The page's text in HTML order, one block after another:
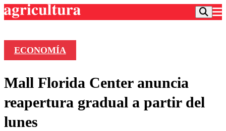
Frecuencias
Agricultura TV
Deportes
ECONOMÍA
Mall Florida Center anuncia
reapertura gradual a partir del
lunes